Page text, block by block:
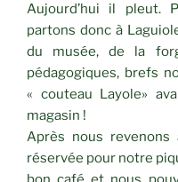
Aujourd’hui il pleut.
partons donc à
du musée, de la
pédagogiques, brefs
« couteau Layole»
magasin !
Après nous
réservée pour notre